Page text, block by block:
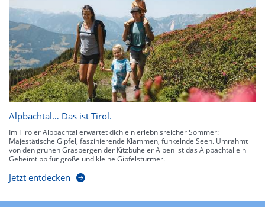
Alpbachtal… Das ist Tirol.
Im Tiroler Alpbachtal erwartet dich ein erlebnisreicher Sommer:
Majestätische Gipfel, faszinierende Klammen, funkelnde Seen. Umrahmt
von den grünen Grasbergen der Kitzbüheler Alpen ist das Alpbachtal ein
Geheimtipp für große und kleine Gipfelstürmer.
Jetzt entdecken